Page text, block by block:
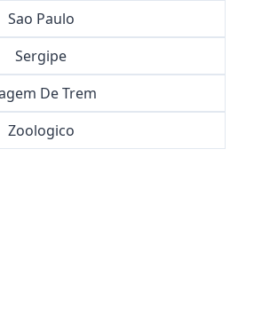
Sao Paulo
Sergipe
De Trem
Zoologico